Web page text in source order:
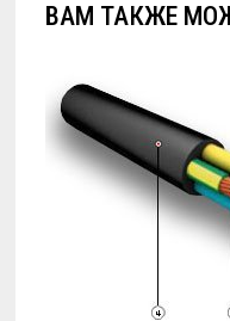
ВАМ ТАКЖЕ